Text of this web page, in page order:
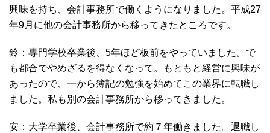
興味を持ち、会計事務所で働くようになりました。平成27
年9月に他の会計事務所から移ってきたところです。
鈴：専門学校卒業後、5年ほど板前をやっていました。で
も都合でやめざるを得なくなって。もともと経営に興味が
あったので、一から簿記の勉強を始めてこの業界に転職し
ました。私も別の会計事務所から移ってきました。
安：大学卒業後、会計事務所で約７年働きました。退職し